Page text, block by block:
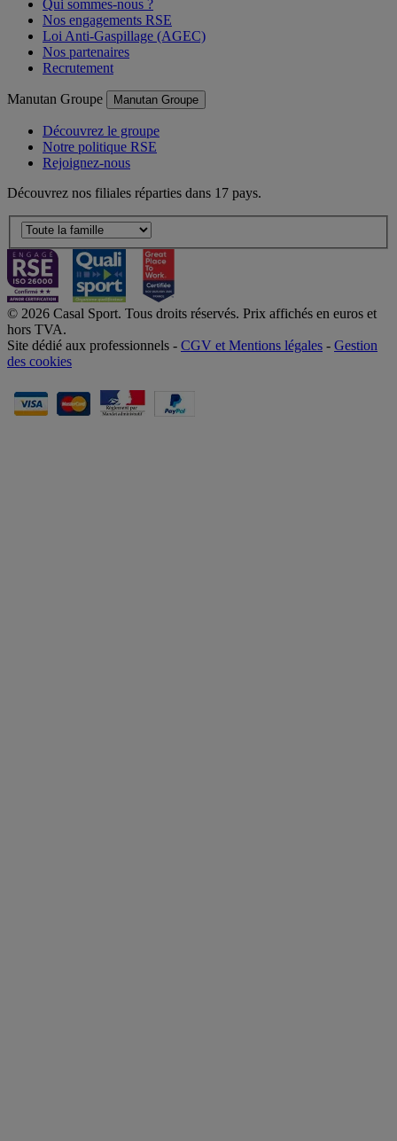
Qui sommes-nous ?
Nos engagements RSE
Loi Anti-Gaspillage (AGEC)
Nos partenaires
Recrutement
Manutan Groupe Manutan Groupe
Découvrez le groupe
Notre politique RSE
Rejoignez-nous
Découvrez nos filiales réparties dans 17 pays.
© 2026 Casal Sport. Tous droits réservés. Prix affichés en euros et
hors TVA.
Site dédié aux professionnels - CGV et Mentions légales - Gestion
des cookies